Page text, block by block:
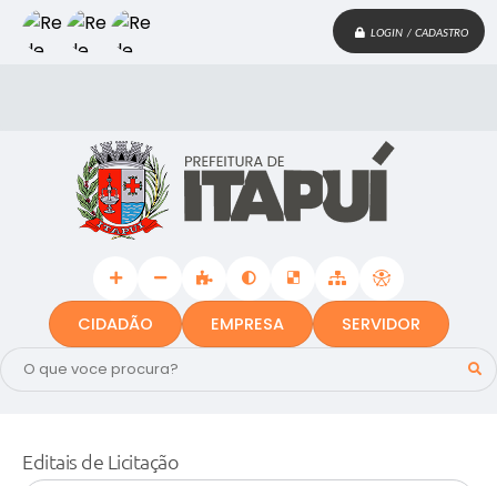
LOGIN / CADASTRO
CIDADÃO EMPRESA SERVIDOR
Editais de Licitação